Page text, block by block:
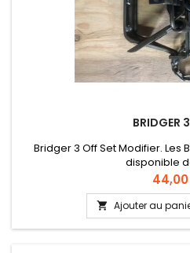
BRIDGER
Bridger 3 Off Set Modifier. Les
disponible
Prix
 Ajouter au